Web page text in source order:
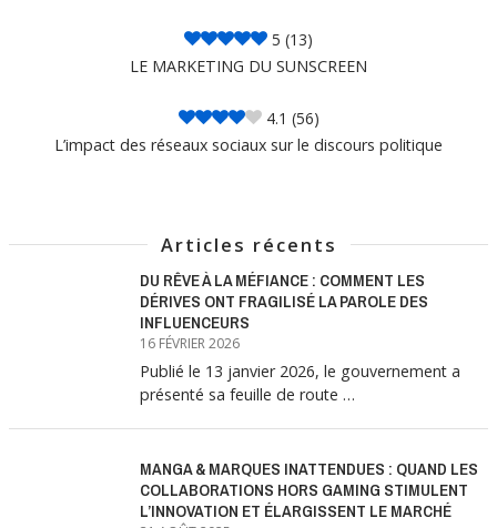
5 (13)
LE MARKETING DU SUNSCREEN
4.1 (56)
L’impact des réseaux sociaux sur le discours politique
Articles récents
DU RÊVE À LA MÉFIANCE : COMMENT LES
DÉRIVES ONT FRAGILISÉ LA PAROLE DES
INFLUENCEURS
16 FÉVRIER 2026
Publié le 13 janvier 2026, le gouvernement a
présenté sa feuille de route …
MANGA & MARQUES INATTENDUES : QUAND LES
COLLABORATIONS HORS GAMING STIMULENT
L’INNOVATION ET ÉLARGISSENT LE MARCHÉ